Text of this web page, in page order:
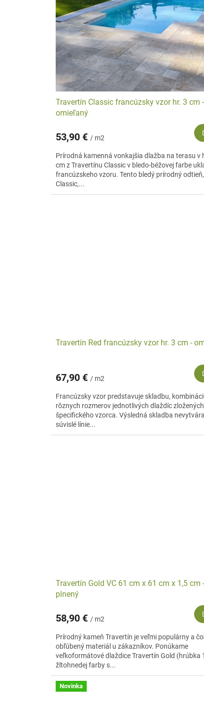
Travertín Classic francúzsky vzor hr. 3 cm -
omieľaný
53,90 € / m2
Prírodná kamenná vonkajšia dlažba na terasu v
cm z Travertínu Classic v bledo-béžovej farbe
francúzskeho vzoru. Tento bledý prírodný
Classic,...
Travertín Red francúzsky vzor hr. 3 cm -
67,90 € / m2
Francúzsky vzor predstavuje skladbu,
rôznych rozmerov jednotlivých dlaždíc
špecifického vzorca. Výsledná skladba
súvislé línie...
Travertín Gold VC 61 cm x 61 cm x 1,5 cm
plnený
58,90 € / m2
Prírodný kameň Travertín je veľmi populárny a
obľúbený materiál u zákazníkov. Ponúkame
veľkoformátové dlaždice Travertín Gold (hrúbka
žltohnedej farby s...
Novinka